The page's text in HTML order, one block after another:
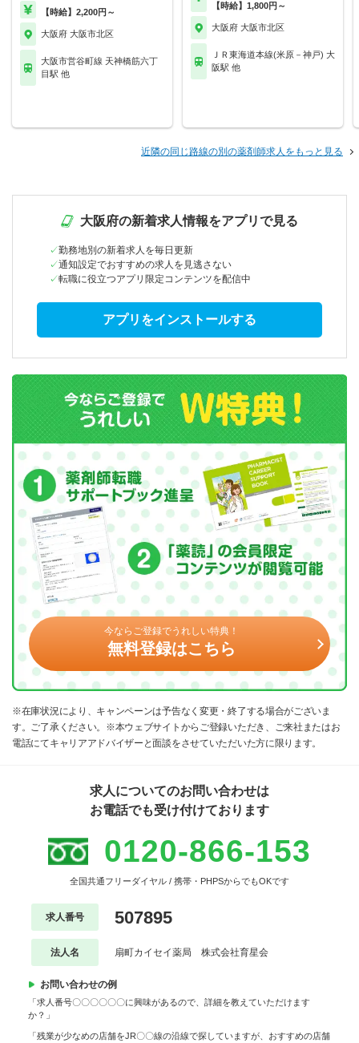
【時給】2,200円～
大阪府 大阪市北区
大阪市営谷町線 天神橋筋六丁
目駅 他
【時給】1,800円～
大阪府 大阪市北区
ＪＲ東海道本線(米原－神戸) 大
阪駅 他
近隣の同じ路線の別の薬剤師求人をもっと見る
大阪府の新着求人情報をアプリで見る
勤務地別の新着求人を毎日更新
通知設定でおすすめの求人を見逃さない
転職に役立つアプリ限定コンテンツを配信中
アプリをインストールする
今ならご登録でうれしい特典！
無料登録はこちら
※在庫状況により、キャンペーンは予告なく変更・終了する場合がございま
す。ご了承ください。※本ウェブサイトからご登録いただき、ご来社またはお
電話にてキャリアアドバイザーと面談をさせていただいた方に限ります。
求人についてのお問い合わせは
お電話でも受け付けております
0120-866-153
全国共通フリーダイヤル / 携帯・PHPSからでもOKです
求人番号 507895
法人名 扇町カイセイ薬局 株式会社育星会
お問い合わせの例
「求人番号〇〇〇〇〇〇に興味があるので、詳細を教えていただけます
か？」
「残業が少なめの店舗をJR〇〇線の沿線で探していますが、おすすめの店舗